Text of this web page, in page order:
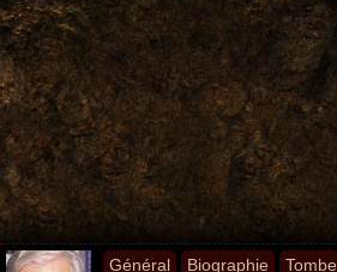
Général Biographie Tombe